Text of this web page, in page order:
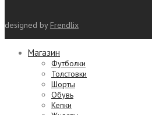
designed by Frendlix
Магазин
Футболки
Толстовки
Шорты
Обувь
Кепки